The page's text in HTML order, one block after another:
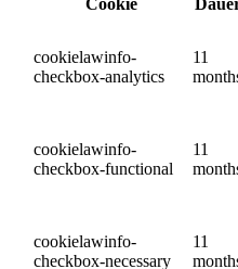
Cookie
cookielawinfo-
checkbox-analytics
11
cookielawinfo-
checkbox-functional
11
cookielawinfo-
checkbox-necessary
11